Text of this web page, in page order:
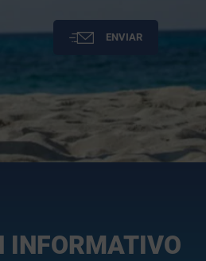
ENVIAR
INFORMATIVO